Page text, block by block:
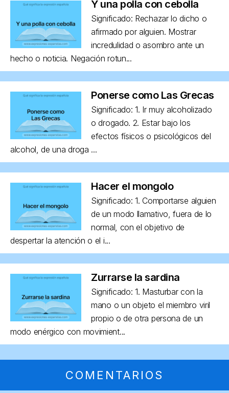
Y una polla con cebolla
Significado: Rechazar lo dicho o
afirmado por alguien. Mostrar
incredulidad o asombro ante un
hecho o noticia. Negación rotun...
Ponerse como Las Grecas
Significado: 1. Ir muy alcoholizado
o drogado. 2. Estar bajo los
efectos físicos o psicológicos del
alcohol, de una droga ...
Hacer el mongolo
Significado: 1. Comportarse alguien
de un modo llamativo, fuera de lo
normal, con el objetivo de
despertar la atención o el i...
Zurrarse la sardina
Significado: 1. Masturbar con la
mano o un objeto el miembro viril
propio o de otra persona de un
modo enérgico con movimient...
COMENTARIOS